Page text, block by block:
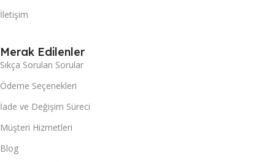
İletişim
Merak Edilenler
Sıkça Sorulan Sorular
Ödeme Seçenekleri
İade ve Değişim Süreci
Müşteri Hizmetleri
Blog